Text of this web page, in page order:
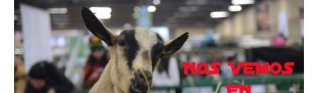
por